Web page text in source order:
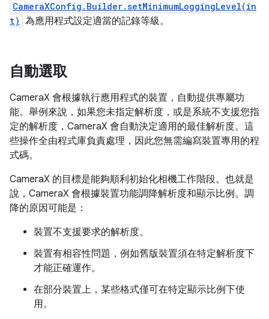
CameraXConfig.Builder.setMinimumLoggingLevel(in
t) 為應用程式設定適當的記錄等級。
自動選取
CameraX 會根據執行應用程式的裝置，自動提供專屬功
能。舉例來說，如果您未指定解析度，或是系統不支援您指
定的解析度，CameraX 會自動決定適用的最佳解析度。這
些操作全由程式庫負責處理，因此您無需編寫裝置專用的程
式碼。
CameraX 的目標是能夠順利初始化相機工作階段。也就是
說，CameraX 會根據裝置功能調降解析度和顯示比例。調
降的原因可能是：
裝置不支援要求的解析度。
裝置有相容性問題，例如舊版裝置須在特定解析度下
才能正確運作。
在部分裝置上，某些格式僅可在特定顯示比例下使
用。